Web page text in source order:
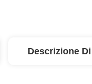
Descrizione